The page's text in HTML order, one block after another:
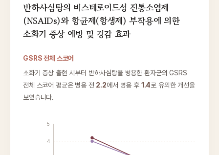
반하사심탕의 비스테로이드성 진통소염제
(NSAIDs)와 항균제(항생제) 부작용에 의한
소화기 증상 예방 및 경감 효과
GSRS 전체 스코어
소화기 증상 출현 시부터 반하사심탕을 병용한 환자군의 GSRS
전체 스코어 평균은 병용 전 2.2에서 병용 후 1.4로 유의한 개선을
보였습니다.
5
4